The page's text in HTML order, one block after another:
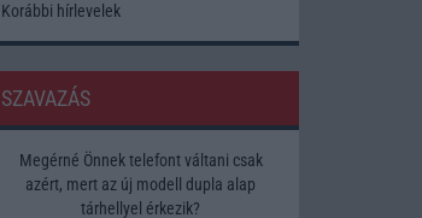
Korábbi hírlevelek
SZAVAZÁS
Megérné Önnek telefont váltani csak
azért, mert az új modell dupla alap
tárhellyel érkezik?